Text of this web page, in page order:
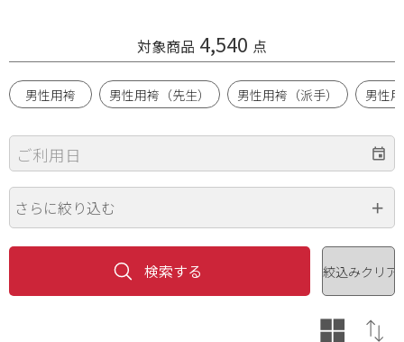
対象商品 4,540 点
男性用袴 男性用袴（先生） 男性用袴（派手） 男性
ご利用日
さらに絞り込む